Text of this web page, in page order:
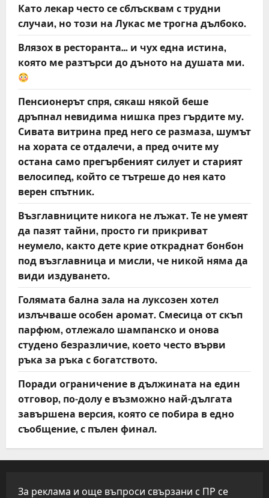
Като лекар често се сблъсквам с трудни
случаи, но този на Лукас ме трогна дълбоко.
Влязох в ресторанта… и чух една истина,
която ме разтърси до дъното на душата ми.
Пенсионерът спря, сякаш някой беше
дръпнал невидима нишка през гърдите му.
Сивата витрина пред него се размаза, шумът
на хората се отдалечи, а пред очите му
остана само прегърбеният силует и старият
велосипед, който се тътреше до нея като
верен спътник.
Възглавниците никога не лъжат. Те не умеят
да пазят тайни, просто ги прикриват
неумело, както дете крие откраднат бонбон
под възглавница и мисли, че никой няма да
види издуването.
Голямата бална зала на луксозен хотел
излъчваше особен аромат. Смесица от скъп
парфюм, отлежало шампанско и онова
студено безразличие, което често върви
ръка за ръка с богатството.
Поради ограничение в дължината на един
отговор, по-долу е възможно най-дългата
завършена версия, която се побира в едно
съобщение, с пълен финал.
За реклама и още въпроси свързани с ПР се